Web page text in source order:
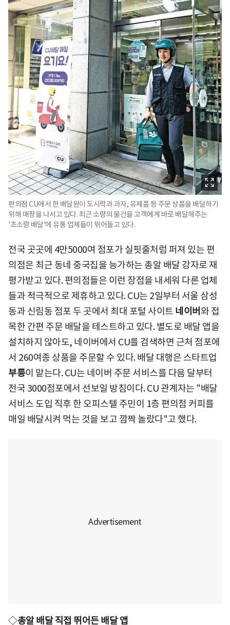
편의점 CU에서 한 배달원이 도시락과 과자, 유제품 등 주문 상품을 배달하기
위해 매장을 나서고 있다. 최근 소량의 물건을 고객에게 바로 배달해주는
'초소량 배달'에 유통 업체들이 뛰어들고 있다.
전국 곳곳에 4만5000여 점포가 실핏줄처럼 퍼져 있는 편
의점은 최근 동네 중국집을 능가하는 총알 배달 강자로 재
평가받고 있다. 편의점들은 이런 장점을 내세워 다른 업체
들과 적극적으로 제휴하고 있다. CU는 2일부터 서울 삼성
동과 신림동 점포 두 곳에서 최대 포털 사이트 네이버 와 접
목한 간편 주문 배달을 테스트하고 있다. 별도로 배달 앱을
설치하지 않아도, 네이버에서 CU를 검색하면 근처 점포에
서 260여종 상품을 주문할 수 있다. 배달 대행은 스타트업
부릉이 맡는다. CU는 네이버 주문 서비스를 다음 달부터
전국 3000점포에서 선보일 방침이다. CU 관계자는 "배달
서비스 도입 직후 한 오피스텔 주민이 1층 편의점 커피를
매일 배달시켜 먹는 것을 보고 깜짝 놀랐다"고 했다.
◇총알 배달 직접 뛰어든 배달 앱